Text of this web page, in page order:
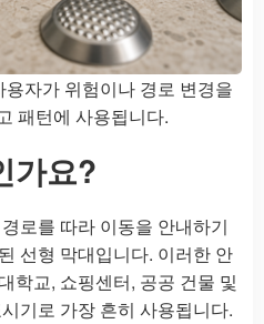
자가 위험이나 경로 변경을
패턴에 사용됩니다.
가요?
로를 따라 이동을 안내하기
선형 막대입니다. 이러한 안
학교, 쇼핑센터, 공공 건물 및
기로 가장 흔히 사용됩니다.